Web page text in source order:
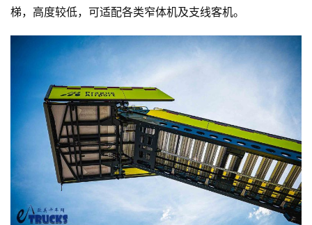
梯，高度较低，可适配各类窄体机及支线客机。